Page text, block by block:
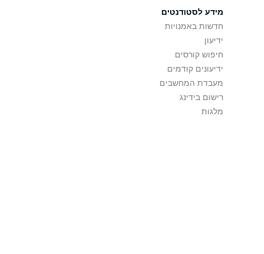
מידע לסטודנטים
חדשות באמנויות
ידיעון
חיפוש קורסים
ידיעונים קודמים
מעבדת המחשבים
רישום בידינג
מלגות